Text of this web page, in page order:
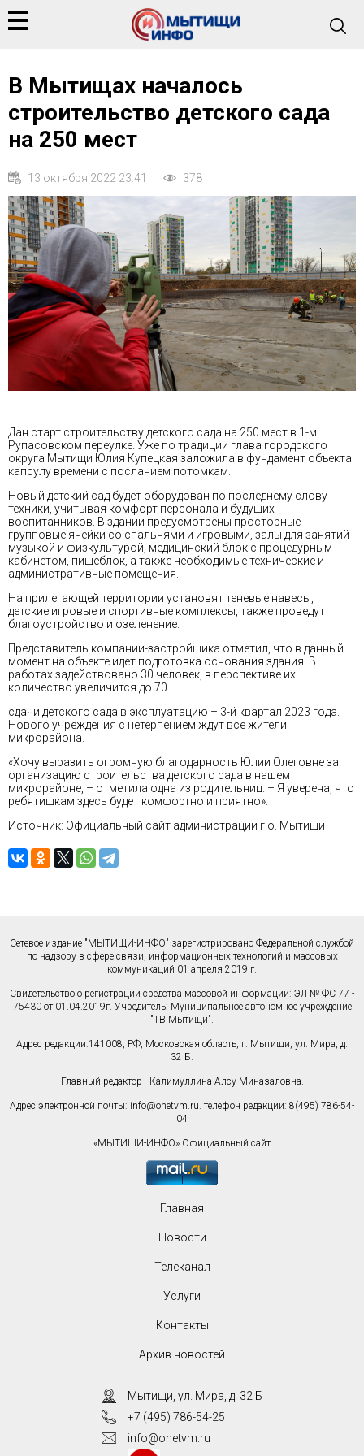
В Мытищах началось
строительство детского сада
на 250 мест
13 октября 2022 23:41 378
Дан старт строительству детского сада на 250 мест в 1-м
Рупасовском переулке. Уже по традиции глава городского
округа Мытищи Юлия Купецкая заложила в фундамент объекта
капсулу времени с посланием потомкам.
Новый детский сад будет оборудован по последнему слову
техники, учитывая комфорт персонала и будущих
воспитанников. В здании предусмотрены просторные
групповые ячейки со спальнями и игровыми, залы для занятий
музыкой и физкультурой, медицинский блок с процедурным
кабинетом, пищеблок, а также необходимые технические и
административные помещения.
На прилегающей территории установят теневые навесы,
детские игровые и спортивные комплексы, также проведут
благоустройство и озеленение.
Представитель компании-застройщика отметил, что в данный
момент на объекте идет подготовка основания здания. В
работах задействовано 30 человек, в перспективе их
количество увеличится до 70.
сдачи детского сада в эксплуатацию – 3-й квартал 2023 года.
Нового учреждения с нетерпением ждут все жители
микрорайона.
«Хочу выразить огромную благодарность Юлии Олеговне за
организацию строительства детского сада в нашем
микрорайоне, – отметила одна из родительниц. – Я уверена, что
ребятишкам здесь будет комфортно и приятно».
Источник: Официальный сайт администрации г.о. Мытищи
Сетевое издание "МЫТИЩИ-ИНФО" зарегистрировано Федеральной службой
по надзору в сфере связи, информационных технологий и массовых
коммуникаций 01 апреля 2019 г.
Свидетельство о регистрации средства массовой информации: ЭЛ № ФС 77 -
75430 от 01.04.2019г. Учредитель: Муниципальное автономное учреждение
"ТВ Мытищи".
Адрес редакции:141008, РФ, Московская область, г. Мытищи, ул. Мира, д.
32 Б.
Главный редактор - Калимуллина Алсу Миназаловна.
Адрес электронной почты: info@onetvm.ru. телефон редакции: 8(495) 786-54-
04
«МЫТИЩИ-ИНФО» Официальный сайт
Главная
Новости
Телеканал
Услуги
Контакты
Архив новостей
Мытищи, ул. Мира, д. 32 Б
+7 (495) 786-54-25
info@onetvm.ru